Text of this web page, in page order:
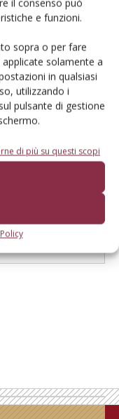
il consenso può
e funzioni.
sopra o per fare
solamente a
in qualsiasi
utilizzando i
pulsante di gestione
di più su questi scopi
o un